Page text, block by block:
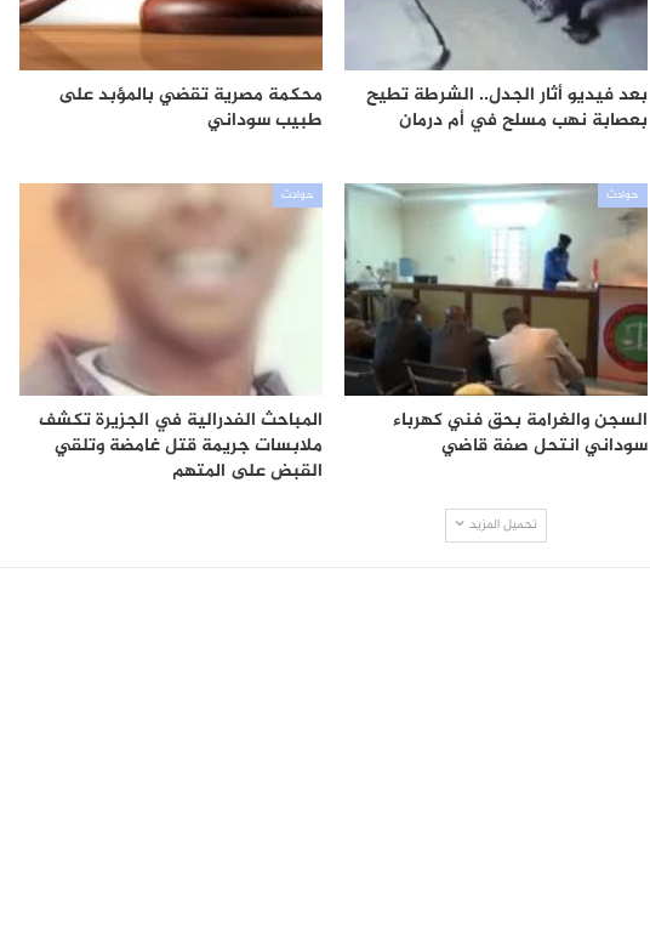
بعد فيديو أثار الجدل.. الشرطة تطيح
بعصابة نهب مسلح في أم درمان
محكمة مصرية تقضي بالمؤبد على
طبيب سوداني
حوادث
السجن والغرامة بحق فني كهرباء
سوداني انتحل صفة قاضي
حوادث
المباحث الفدرالية في الجزيرة تكشف
ملابسات جريمة قتل غامضة وتلقي
القبض على المتهم
تحميل المزيد